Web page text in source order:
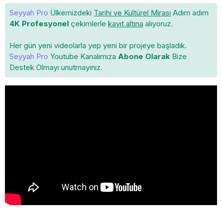
Seyyah Pro Ülkemizdeki Tarihi ve Kültürel Mirası Adım adım
4K Profesyonel çekimlerle kayıt altına alıyoruz.
Her gün yeni videolarla yep yeni bir projeye başladık.
Seyyah Pro Youtube Kanalımıza Abone Olarak Bize
Destek Olmayı unutmayınız.